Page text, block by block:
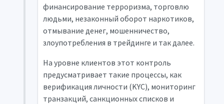
финансирование терроризма, торговлю
людьми, незаконный оборот наркотиков,
отмывание денег, мошенничество,
злоупотребления в трейдинге и так далее.
На уровне клиентов этот контроль
предусматривает такие процессы, как
верификация личности (KYC), мониторинг
транзакций, санкционных списков и